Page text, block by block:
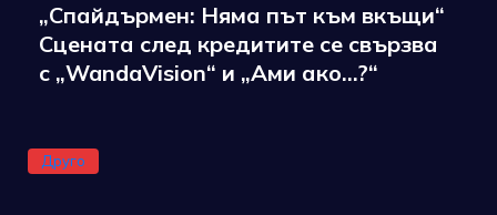
„Спайдърмен: Няма път към вкъщи“
Сцената след кредитите се свързва
с „WandaVision“ и „Ами ако…?“
Друго